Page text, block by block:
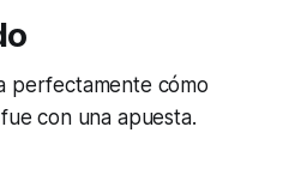
perfectamente cómo
con una apuesta.